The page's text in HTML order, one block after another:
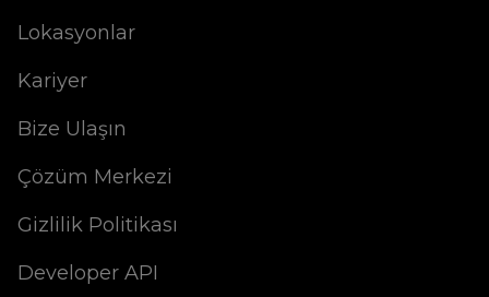
Lokasyonlar
Kariyer
Bize Ulaşın
Çözüm Merkezi
Gizlilik Politikası
Developer API